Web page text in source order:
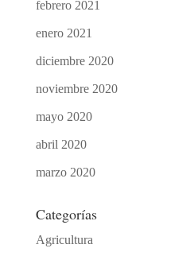
febrero 2021
enero 2021
diciembre 2020
noviembre 2020
mayo 2020
abril 2020
marzo 2020
Categorías
Agricultura